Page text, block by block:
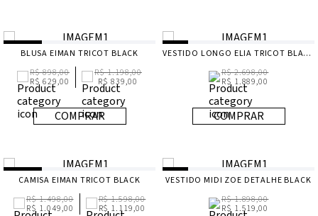
BLUSA EIMAN TRICOT BLACK
R$ 898,00
R$ 629,00
R$ 1.198,00
R$ 839,00
COMPRAR
VESTIDO LONGO ELIA TRICOT BLACK
R$ 2.698,00
R$ 1.889,00
COMPRAR
CAMISA EIMAN TRICOT BLACK
R$ 1.498,00
R$ 1.049,00
R$ 1.598,00
R$ 1.119,00
VESTIDO MIDI ZOE DETALHE BLACK
R$ 1.898,00
R$ 1.519,00